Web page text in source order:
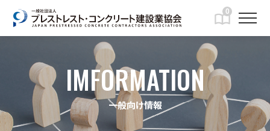
0
IMFORMATION
一般向け情報